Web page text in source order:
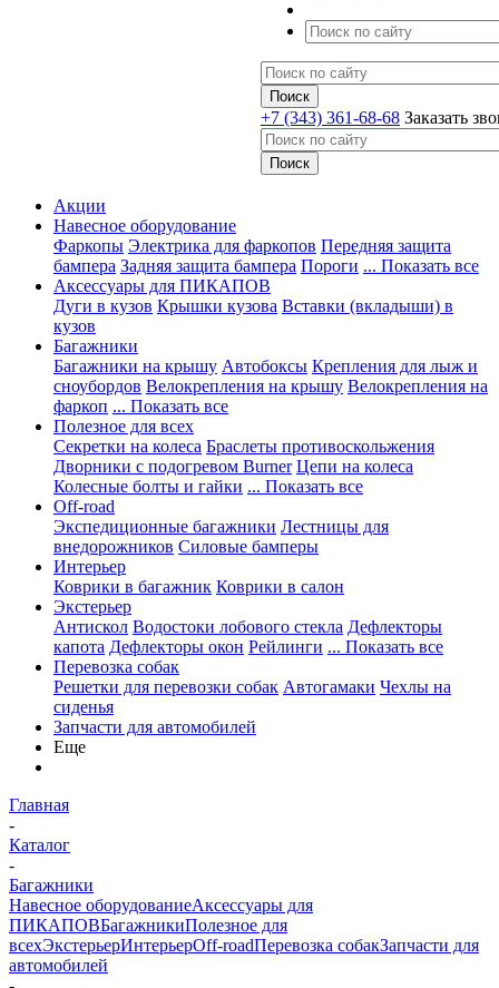
+7 (343) 361-68-68 Заказать
Акции
Навесное оборудование
Фаркопы Электрика для фаркопов Передняя защита
бампера Задняя защита бампера Пороги ... Показать все
Аксессуары для ПИКАПОВ
Дуги в кузов Крышки кузова Вставки (вкладыши) в
кузов
Багажники
Багажники на крышу Автобоксы Крепления для лыж и
сноубордов Велокрепления на крышу Велокрепления на
фаркоп ... Показать все
Полезное для всех
Секретки на колеса Браслеты противоскольжения
Дворники с подогревом Burner Цепи на колеса
Колесные болты и гайки ... Показать все
Off-road
Экспедиционные багажники Лестницы для
внедорожников Силовые бамперы
Интерьер
Коврики в багажник Коврики в салон
Экстерьер
Антискол Водостоки лобового стекла Дефлекторы
капота Дефлекторы окон Рейлинги ... Показать все
Перевозка собак
Решетки для перевозки собак Автогамаки Чехлы на
сиденья
Запчасти для автомобилей
Еще
Главная
-
Каталог
-
Багажники
Навесное оборудованиеАксессуары для
ПИКАПОВБагажникиПолезное для
всехЭкстерьерИнтерьерOff-roadПеревозка собакЗапчасти для
автомобилей